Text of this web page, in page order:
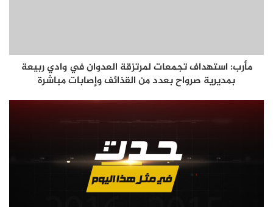
مأرب: استهداف تجمعات لمرتزقة العدوان في وادي ربيعة
بمديرية صرواح بعدد من القذائف وإصابات مباشرة